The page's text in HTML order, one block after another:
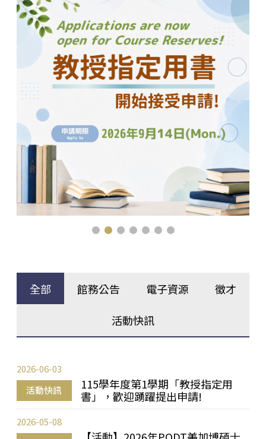
全部 館務公告 電子資源 徵才
活動快訊
活動快訊
115學年度第1學期「教授指定用
書」，歡迎踴躍提出申請!
2026-06-03
2026-05-08